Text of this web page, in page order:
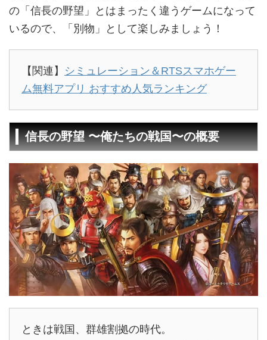
の「信長の野望」とはまったく違うゲームになって
いるので、「別物」として楽しみましょう！
【関連】 シミュレーション＆RTSスマホゲー
ム無料アプリ おすすめ人気ランキング
信長の野望 〜俺たちの戦国〜の概要
ときは戦国、群雄割拠の時代。